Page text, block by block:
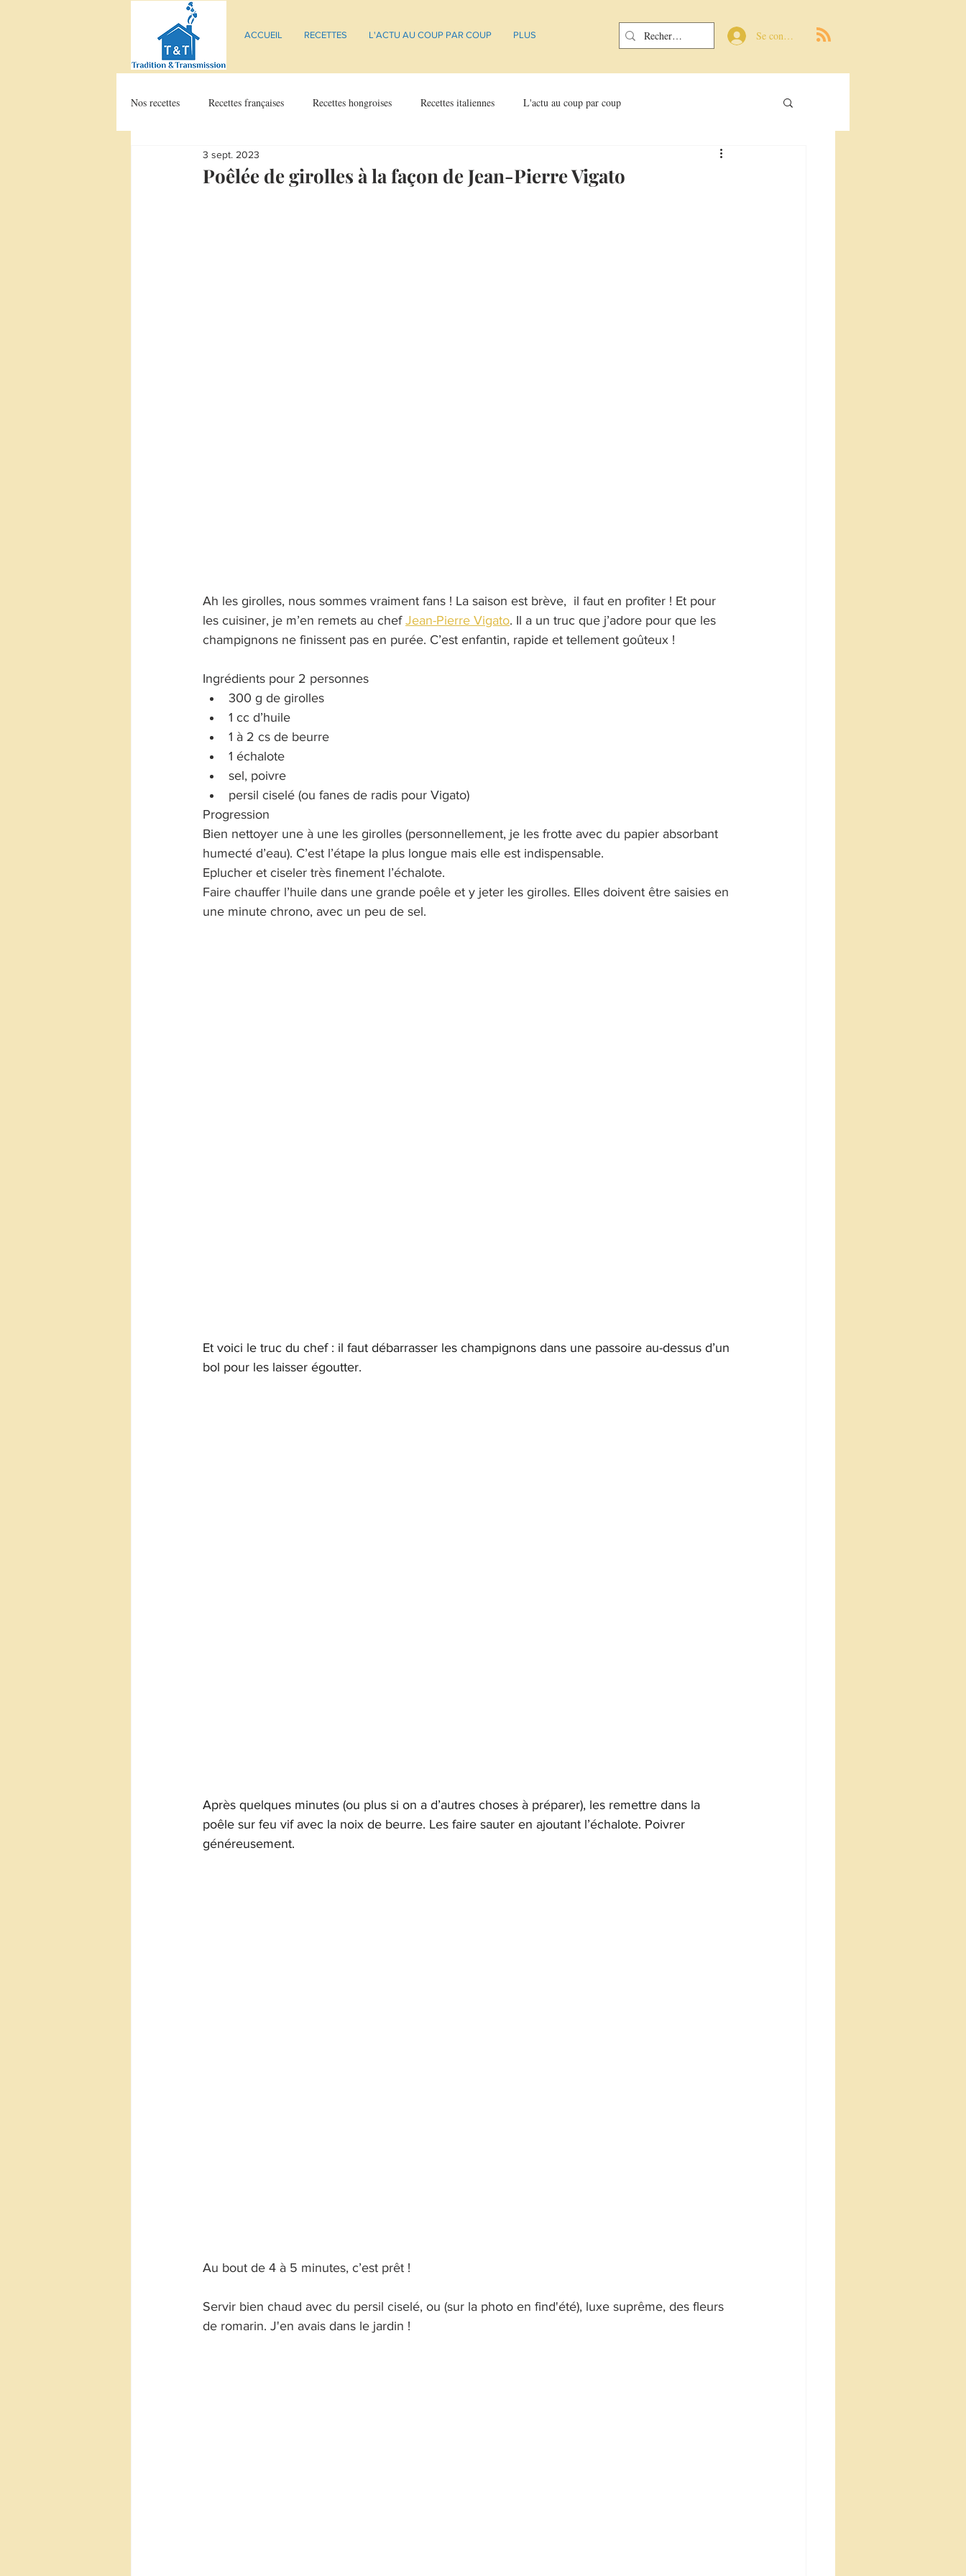
ACCUEIL RECETTES L'ACTU AU COUP PAR COUP PLUS Se connecter
Nos recettes Recettes françaises Recettes hongroises Recettes italiennes L'actu au coup par coup
Poêlée de girolles à la façon de Jean-Pierre Vigato
3 sept. 2023
Ah les girolles, nous sommes vraiment fans ! La saison est brève,  il faut en profiter ! Et pour
les cuisiner, je m’en remets au chef Jean-Pierre Vigato. Il a un truc que j’adore pour que les
champignons ne finissent pas en purée. C’est enfantin, rapide et tellement goûteux !
Ingrédients pour 2 personnes
300 g de girolles
1 cc d’huile
1 à 2 cs de beurre
1 échalote
sel, poivre
persil ciselé (ou fanes de radis pour Vigato)
Progression
Bien nettoyer une à une les girolles (personnellement, je les frotte avec du papier absorbant
humecté d’eau). C’est l’étape la plus longue mais elle est indispensable.
Eplucher et ciseler très finement l’échalote.
Faire chauffer l’huile dans une grande poêle et y jeter les girolles. Elles doivent être saisies en
une minute chrono, avec un peu de sel.
Et voici le truc du chef : il faut débarrasser les champignons dans une passoire au-dessus d’un
bol pour les laisser égoutter.
Après quelques minutes (ou plus si on a d’autres choses à préparer), les remettre dans la
poêle sur feu vif avec la noix de beurre. Les faire sauter en ajoutant l’échalote. Poivrer
généreusement.
Au bout de 4 à 5 minutes, c’est prêt !
Servir bien chaud avec du persil ciselé, ou (sur la photo en find'été), luxe suprême, des fleurs
de romarin. J'en avais dans le jardin !